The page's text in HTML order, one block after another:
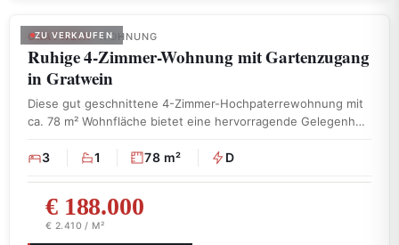
ZU VERKAUFEN
GRATWEIN· WOHNUNG
Ruhige 4-Zimmer-Wohnung mit Gartenzugang
in Gratwein
Diese gut geschnittene 4-Zimmer-Hochpaterrewohnung mit
ca. 78 m² Wohnfläche bietet eine hervorragende Gelegenheit
3 1 78 m² D
€ 188.000
€ 2.410 / M²